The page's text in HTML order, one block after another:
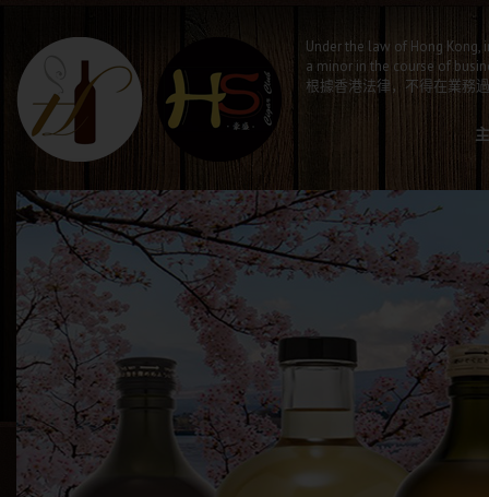
Under the law of Hong
a minor in the course of
根據香港法律，不得在業務